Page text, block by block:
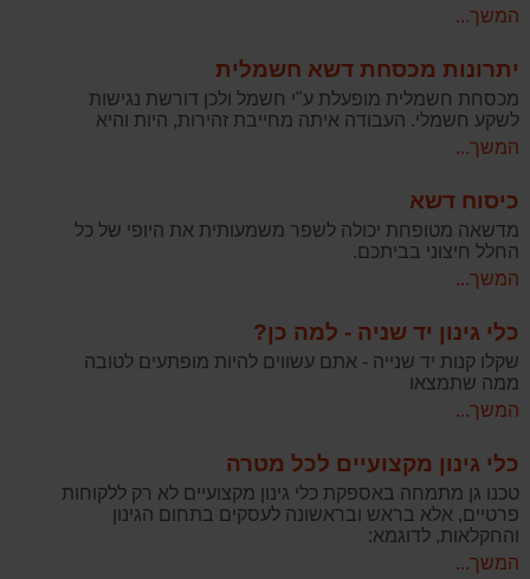
המשך...
יתרונות מכסחת דשא חשמלית
מכסחת חשמלית מופעלת ע"י חשמל ולכן דורשת נגישות
לשקע חשמלי. העבודה איתה מחייבת זהירות, היות והיא
המשך...
כיסוח דשא
מדשאה מטופחת יכולה לשפר משמעותית את היופי של כל
החלל חיצוני בביתכם.
המשך...
כלי גינון יד שניה - למה כן?
שקלו קנות יד שנייה - אתם עשווים להיות מופתעים לטובה
ממה שתמצאו
המשך...
כלי גינון מקצועיים לכל מטרה
טכנו גן מתמחה באספקת כלי גינון מקצועיים לא רק ללקוחות
פרטיים, אלא בראש ובראשונה לעסקים בתחום הגינון
והחקלאות, לדוגמא:
המשך...